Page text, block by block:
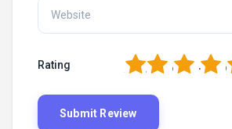
Rating 5
4
3
2